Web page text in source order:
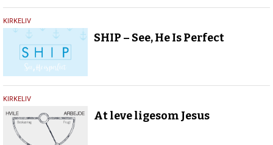
25.
september
2017
KIRKELIV
SHIP – See, He Is Perfect
13.
marts
2017
KIRKELIV
At leve ligesom Jesus